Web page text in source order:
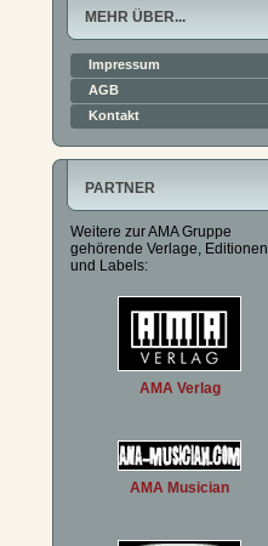
MEHR ÜBER...
Impressum
AGB
Kontakt
PARTNER
Weitere zur AMA Gruppe
gehörende Verlage, Editionen
und Labels:
AMA Verlag
AMA Musician